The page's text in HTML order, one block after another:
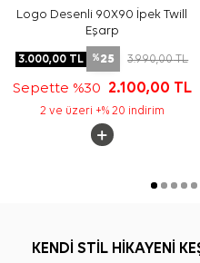
Logo Desenli 90X90 İpek Twill
Eşarp
3.000,00 TL %25 3.990,00TL
Sepette %30 2.100,00 TL
2 ve üzeri +% 20 indirim
KENDİ STİL HİKAYENİ